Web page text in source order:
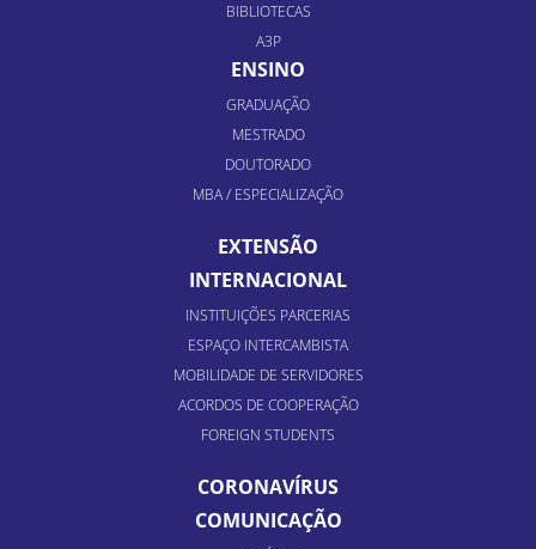
BIBLIOTECAS
A3P
ENSINO
GRADUAÇÃO
MESTRADO
DOUTORADO
MBA / ESPECIALIZAÇÃO
EXTENSÃO
INTERNACIONAL
INSTITUIÇÕES PARCERIAS
ESPAÇO INTERCAMBISTA
MOBILIDADE DE SERVIDORES
ACORDOS DE COOPERAÇÃO
FOREIGN STUDENTS
CORONAVÍRUS
COMUNICAÇÃO